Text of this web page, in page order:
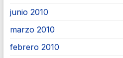
junio 2010
marzo 2010
febrero 2010